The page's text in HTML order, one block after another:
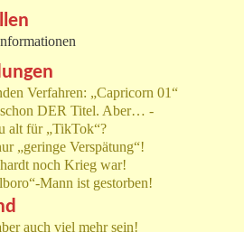
Verfahren: „Capricorn 01“
DER Titel. Aber… -
alt für „TikTok“?
„geringe Verspätung“!
noch Krieg war!
Mann ist gestorben!
auch viel mehr sein!